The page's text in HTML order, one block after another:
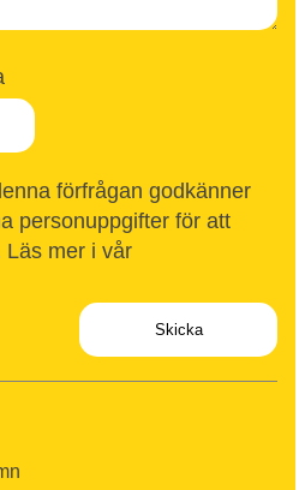
förfrågan godkänner
personuppgifter för att
Läs mer i vår